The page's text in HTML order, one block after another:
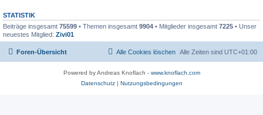
STATISTIK
Beiträge insgesamt 75599 • Themen insgesamt 9904 • Mitglieder insgesamt 7225 • Unser
neuestes Mitglied: Zivi01
Foren-Übersicht Alle Zeiten sind UTC+01:00
Alle Cookies löschen
Powered by Andreas Knoflach - www.knoflach.com
Datenschutz| Nutzungsbedingungen